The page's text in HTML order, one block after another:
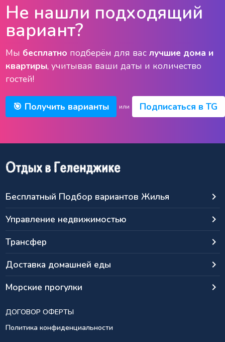
Не нашли подходящий
вариант?
Мы бесплатно подберём для вас лучшие дома и
квартиры, учитывая ваши даты и количество
гостей!
🎯 Получить варианты или Подписаться в TG
Бесплатный Подбор вариантов Жилья
keyboard_arrow_right
Управление недвижимостью
keyboard_arrow_right
Трансфер
keyboard_arrow_right
Доставка домашней еды
keyboard_arrow_right
Морские прогулки
keyboard_arrow_right
ДОГОВОР ОФЕРТЫ
Политика конфиденциальности